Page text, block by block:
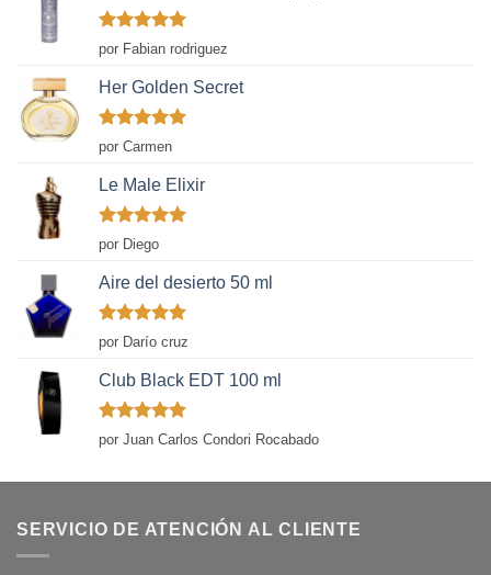
Valorado
con
por Fabian rodriguez
Her Golden Secret
Valorado
con
por Carmen
Le Male Elixir
Valorado
con
de 5
por Diego
Aire del desierto 50 ml
Valorado
con
por Darío cruz
Club Black EDT 100 ml
Valorado
con
por Juan Carlos Condori Rocabado
SERVICIO DE ATENCIÓN AL CLIENTE